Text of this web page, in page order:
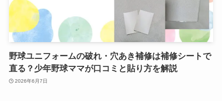
野球ユニフォームの破れ・穴あき補修は補修シートで
直る？少年野球ママが口コミと貼り方を解説
2026年6月7日